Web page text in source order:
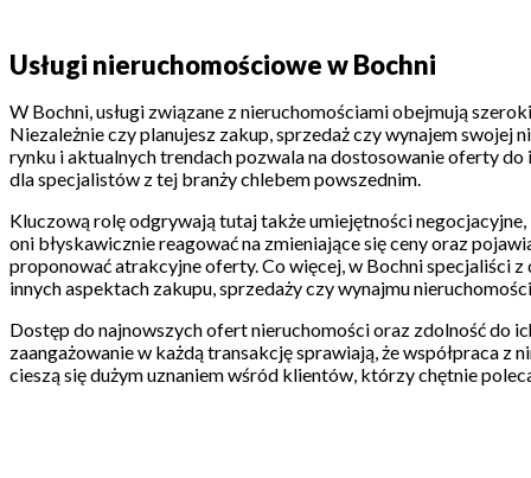
Usługi nieruchomościowe w Bochni
W Bochni, usługi związane z nieruchomościami obejmują
Niezależnie czy planujesz zakup, sprzedaż czy wynajem
rynku i aktualnych trendach pozwala na dostosowanie oferty
dla specjalistów z tej branży chlebem powszednim.
Kluczową rolę odgrywają tutaj także umiejętności
oni błyskawicznie reagować na zmieniające się ceny oraz
proponować atrakcyjne oferty. Co więcej, w Bochni specjaliści
innych aspektach zakupu, sprzedaży czy wynajmu
Dostęp do najnowszych ofert nieruchomości oraz zdolność do
zaangażowanie w każdą transakcję sprawiają, że współpraca
cieszą się dużym uznaniem wśród klientów, którzy chętnie